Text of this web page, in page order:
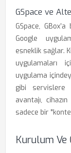
GSpace ve
GSpace,
Google
esneklik sağlar.
uygulamaları
uygulama
gibi servislere
avantajı,
sadece bir
Kurulum